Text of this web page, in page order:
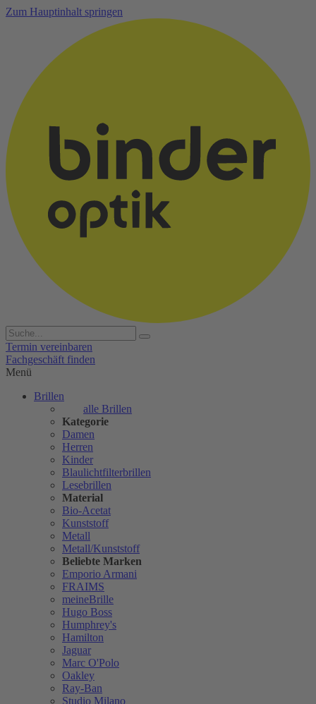
Zum Hauptinhalt springen
Termin vereinbaren
Fachgeschäft finden
Menü
Brillen
alle Brillen
Kategorie
Damen
Herren
Kinder
Blaulichtfilterbrillen
Lesebrillen
Material
Bio-Acetat
Kunststoff
Metall
Metall/Kunststoff
Beliebte Marken
Emporio Armani
FRAIMS
meineBrille
Hugo Boss
Humphrey's
Hamilton
Jaguar
Marc O'Polo
Oakley
Ray-Ban
Studio Milano